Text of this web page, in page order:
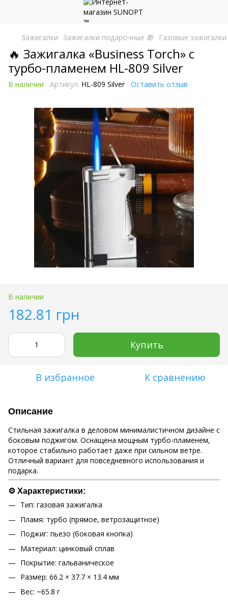
Зажигалки Зажигалки подарочные 🎁 Газовые зажигалки
🔥 Зажигалка «Business Torch» с
турбо-пламенем HL-809 Silver
В наличии Артикул: HL-809 Silver Оставить отзыв
В наличии
182.81 грн
Купить
В избранное К сравнению
Описание
Стильная зажигалка в деловом минималистичном дизайне с
боковым поджигом. Оснащена мощным турбо-пламенем,
которое стабильно работает даже при сильном ветре.
Отличный вариант для повседневного использования и
подарка.
⚙️ Характеристики:
Тип: газовая зажигалка
Пламя: турбо (прямое, ветрозащитное)
Поджиг: пьезо (боковая кнопка)
Материал: цинковый сплав
Покрытие: гальваническое
Размер: 66.2 × 37.7 × 13.4 мм
Вес: ~65.8 г